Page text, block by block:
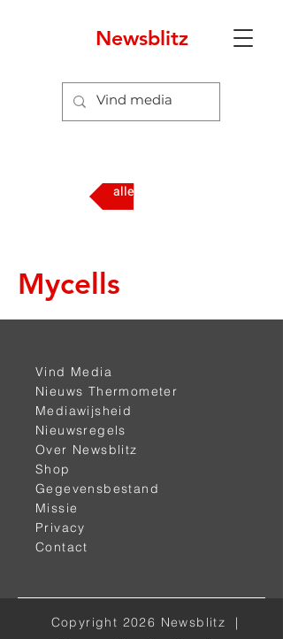
Newsblitz
alle media
Mycells
< vorige
Vind Media
Nieuws Thermometer
Mediawijsheid
Nieuwsregels
Over Newsblitz
Shop
Gegevensbestand
Missie
Privacy
Contact
Copyright 2026 Newsblitz |